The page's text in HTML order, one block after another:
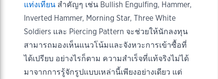
แท่งเทียน สำคัญๆ เช่น Bullish Engulfing, Hammer,
Inverted Hammer, Morning Star, Three White
Soldiers และ Piercing Pattern จะช่วยให้นักลงทุน
สามารถมองเห็นแนวโน้มและจังหวะการเข้าซื้อที่
ได้เปรียบ อย่างไรก็ตาม ความสำเร็จที่แท้จริงไม่ได้
มาจากการรู้จักรูปแบบเหล่านี้เพียงอย่างเดียว แต่